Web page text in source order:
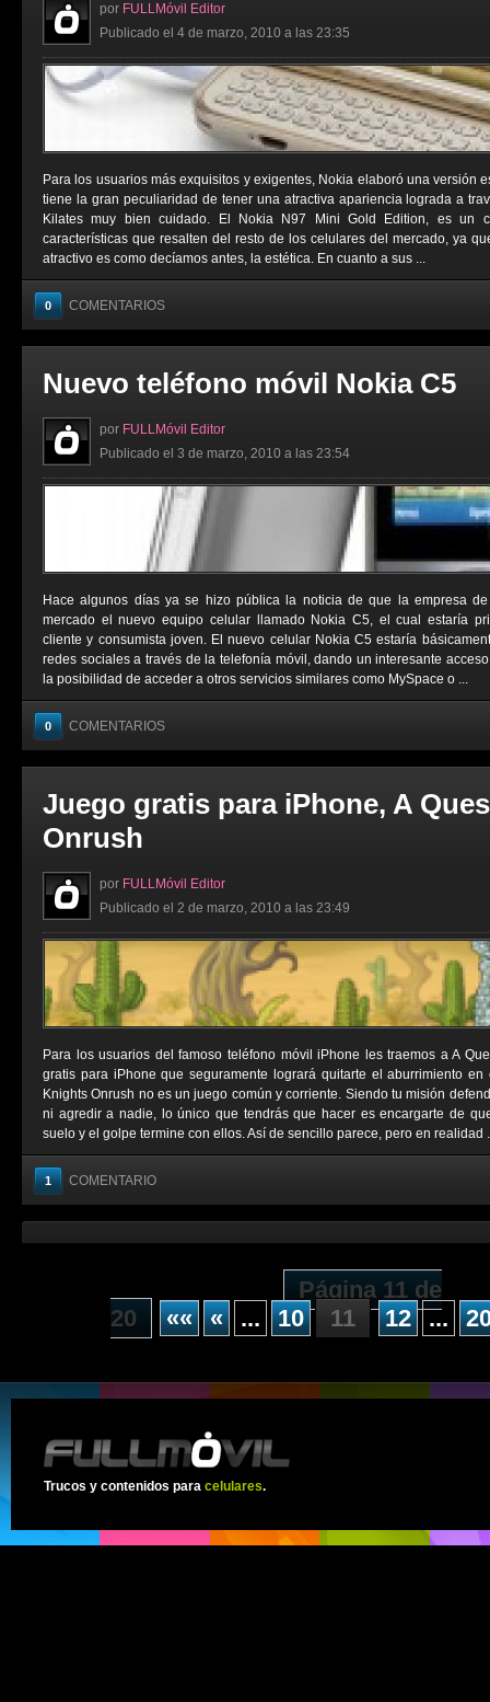
por FULLMóvil Editor
Publicado el 4 de marzo, 2010 a las 23:35
Para los usuarios más exquisitos y exigentes, Nokia elaboró una versión
tiene la gran peculiaridad de tener una atractiva apariencia lograda a
Kilates muy bien cuidado. El Nokia N97 Mini Gold Edition, es un
características que resalten del resto de los celulares del mercado, ya
atractivo es como decíamos antes, la estética. En cuanto a sus ...
0 COMENTARIOS
Nuevo teléfono móvil Nokia C5
por FULLMóvil Editor
Publicado el 3 de marzo, 2010 a las 23:54
Hace algunos días ya se hizo pública la noticia de que la empresa
mercado el nuevo equipo celular llamado Nokia C5, el cual estaría
cliente y consumista joven. El nuevo celular Nokia C5 estaría
redes sociales a través de la telefonía móvil, dando un interesante
la posibilidad de acceder a otros servicios similares como MySpace o ...
0 COMENTARIOS
Juego gratis para iPhone, A
Onrush
por FULLMóvil Editor
Publicado el 2 de marzo, 2010 a las 23:49
Para los usuarios del famoso teléfono móvil iPhone les traemos a A
gratis para iPhone que seguramente logrará quitarte el aburrimiento en
Knights Onrush no es un juego común y corriente. Siendo tu misión
ni agredir a nadie, lo único que tendrás que hacer es encargarte de
suelo y el golpe termine con ellos. Así de sencillo parece, pero en realidad
1 COMENTARIO
Página 11 de
20
«« « ... 10 11 12 ...
Trucos y contenidos para celulares.